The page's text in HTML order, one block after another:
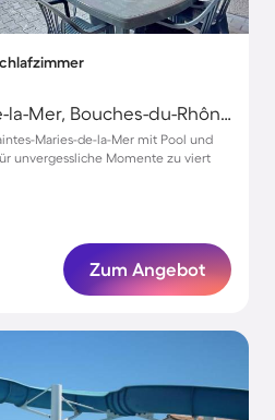
Saintes-Maries-de-la-Mer, Bouches-du-Rhône, Frankreich
Maries-de-la-Mer mit Pool und
unvergessliche Momente zu viert
Zum Angebot